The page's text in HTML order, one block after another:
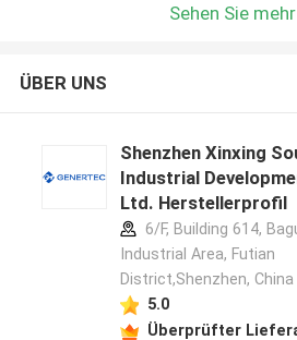
Sehen Sie
ÜBER UNS
Shenzhen Xinxing
Industrial
Ltd. Herstellerprofil
6/F, Building 614,
Industrial Area, Futian
District,Shenzhen, China
5.0
Überprüfter